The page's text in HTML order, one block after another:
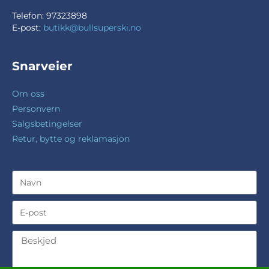
Telefon: 97323898
E-post: butikk@bullsuperski.no
Snarveier
Om oss
Personvern
Salgsbetingelser
Retur, bytte og reklamasjon